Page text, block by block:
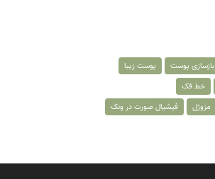
بازسازی پوست
پوست زیبا
خط فک
مزوژل فیشیال صورت در ونک